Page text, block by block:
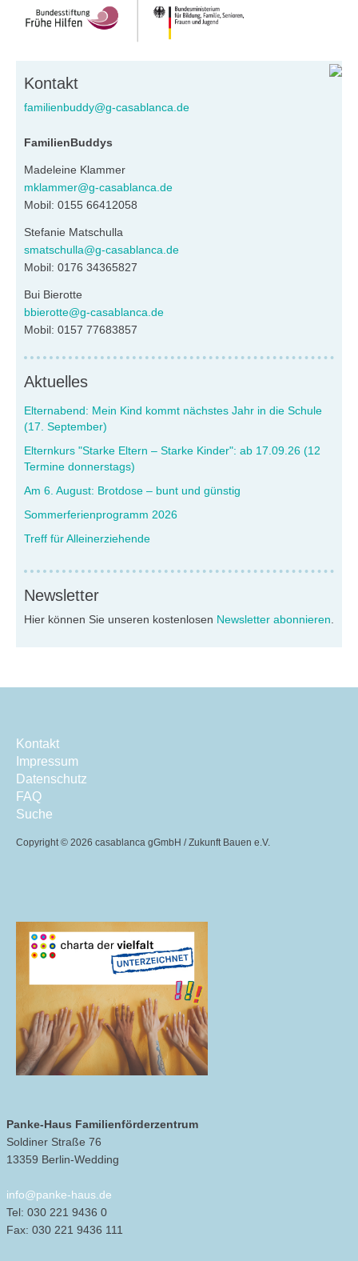
Kontakt
familienbuddy@g-casablanca.de
FamilienBuddys
Madeleine Klammer
mklammer@g-casablanca.de
Mobil: 0155 66412058
Stefanie Matschulla
smatschulla@g-casablanca.de
Mobil: 0176 34365827
Bui Bierotte
bbierotte@g-casablanca.de
Mobil: 0157 77683857
Aktuelles
Elternabend: Mein Kind kommt nächstes Jahr in die Schule
(17. September)
Elternkurs "Starke Eltern – Starke Kinder": ab 17.09.26 (12
Termine donnerstags)
Am 6. August: Brotdose – bunt und günstig
Sommerferienprogramm 2026
Treff für Alleinerziehende
Newsletter
Hier können Sie unseren kostenlosen Newsletter abonnieren.
Kontakt
Impressum
Datenschutz
FAQ
Suche
Copyright © 2026 casablanca gGmbH / Zukunft Bauen e.V.
Panke-Haus Familienförderzentrum
Soldiner Straße 76
13359 Berlin-Wedding
info@panke-haus.de
Tel: 030 221 9436 0
Fax: 030 221 9436 111